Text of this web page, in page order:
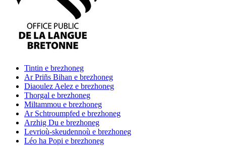
Tintin e brezhoneg
Ar Priñs Bihan e brezhoneg
Diaoulez Aelez e brezhoneg
Thorgal e brezhoneg
Miltammou e brezhoneg
Ar Schtroumpfed e brezhoneg
Arzhig Du e brezhoneg
Levrioù-skeudennoù e brezhoneg
Léo ha Popi e brezhoneg